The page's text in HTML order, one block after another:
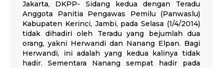
Jakarta, DKPP- Sidang kedua dengan Teradu
Anggota Panitia Pengawas Pemilu (Panwaslu)
Kabupaten Kerinci, Jambi, pada Selasa (1/4/2014)
tidak dihadiri oleh Teradu yang bejumlah dua
orang, yakni Herwandi dan Nanang Elpan. Bagi
Herwandi, ini adalah yang kedua kalinya tidak
hadir. Sementara Nanang sempat hadir pada